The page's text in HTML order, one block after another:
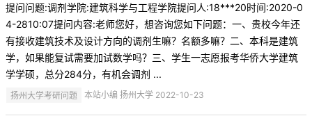
提问问题:调剂学院:建筑科学与工程学院提问人:18***20时间:2020-0
4-2810:07提问内容:老师您好，想咨询您如下问题：一、贵校今年还
有接收建筑技术及设计方向的调剂生嘛？名额多嘛？二、本科是建筑
学，如果能复试需要加试数学吗？三、学生一志愿报考华侨大学建筑
学学硕，总分284分，有机会调剂 ...
扬州大学考研问题 本站小编 扬州大学 2022-10-23